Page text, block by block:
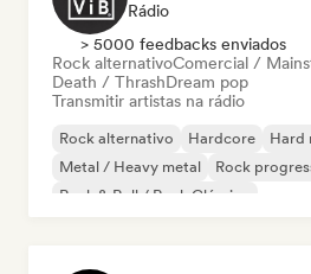
Rádio
> 5000 feedbacks enviados
Rock alternativoComercial /
Death / ThrashDream pop
Transmitir artistas na rádio
Rock alternativo Hardcore Hard
Metal / Heavy metal
Rock
Rock & Roll / Rock Clássico